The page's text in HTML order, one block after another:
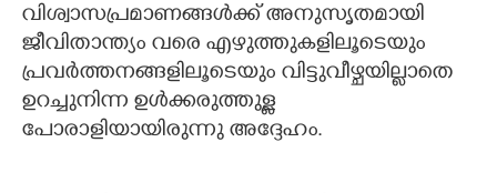
വിശ്വാസപ്രമാണങ്ങൾക്ക് അനുസൃതമായി
ജീവിതാന്ത്യം വരെ എഴുത്തുകളിലൂടെയും
പ്രവർത്തനങ്ങളിലൂടെയും വിട്ടുവീഴ്ചയില്ലാതെ
ഉറച്ചുനിന്ന ഉൾക്കരുത്തുള്ള
പോരാളിയായിരുന്നു അദ്ദേഹം.